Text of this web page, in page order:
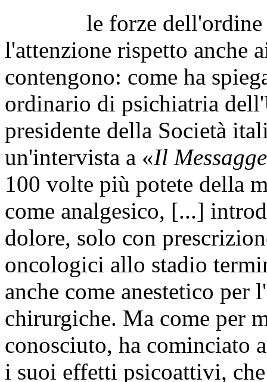
le forze dell'ordine
l'attenzione rispetto anche
contengono: come ha
ordinario di psichiatria
presidente della Società
un'intervista a «Il
100 volte più potete della
come analgesico, [...]
dolore, solo con
oncologici allo stadio
anche come anestetico per
chirurgiche. Ma come per
conosciuto, ha cominciato
i suoi effetti psicoattivi,